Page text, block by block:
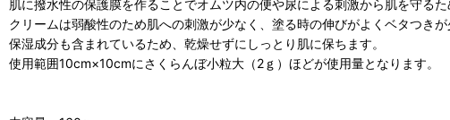
肌に撥水性の保護膜を作ることでオムツ内の便や尿による刺激から肌を守るた
クリームは弱酸性のため肌への刺激が少なく、塗る時の伸びがよくベタつきが
保湿成分も含まれているため、乾燥せずにしっとり肌に保ちます。
使用範囲10cm×10cmにさくらんぼ小粒大（2ｇ）ほどが使用量となります。